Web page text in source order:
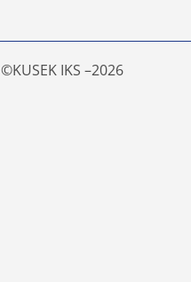
©KUSEK IKS –2026